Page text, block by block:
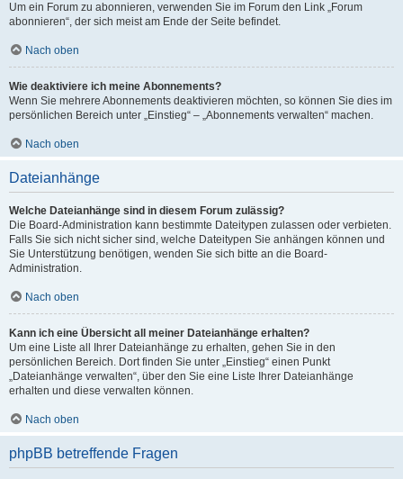
Um ein Forum zu abonnieren, verwenden Sie im Forum den Link „Forum
abonnieren“, der sich meist am Ende der Seite befindet.
Nach oben
Wie deaktiviere ich meine Abonnements?
Wenn Sie mehrere Abonnements deaktivieren möchten, so können Sie dies im
persönlichen Bereich unter „Einstieg“ – „Abonnements verwalten“ machen.
Nach oben
Dateianhänge
Welche Dateianhänge sind in diesem Forum zulässig?
Die Board-Administration kann bestimmte Dateitypen zulassen oder verbieten.
Falls Sie sich nicht sicher sind, welche Dateitypen Sie anhängen können und
Sie Unterstützung benötigen, wenden Sie sich bitte an die Board-
Administration.
Nach oben
Kann ich eine Übersicht all meiner Dateianhänge erhalten?
Um eine Liste all Ihrer Dateianhänge zu erhalten, gehen Sie in den
persönlichen Bereich. Dort finden Sie unter „Einstieg“ einen Punkt
„Dateianhänge verwalten“, über den Sie eine Liste Ihrer Dateianhänge
erhalten und diese verwalten können.
Nach oben
phpBB betreffende Fragen